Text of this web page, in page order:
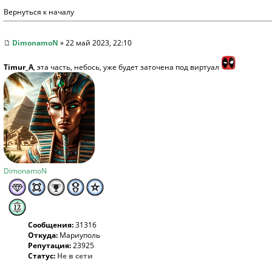
Вернуться к началу
DimonamoN » 22 май 2023, 22:10
Timur_A, эта часть, небось, уже будет заточена под виртуал
DimonamoN
Сообщения:31316
Откуда: Мариуполь
Репутация:23925
Статус: Не в сети